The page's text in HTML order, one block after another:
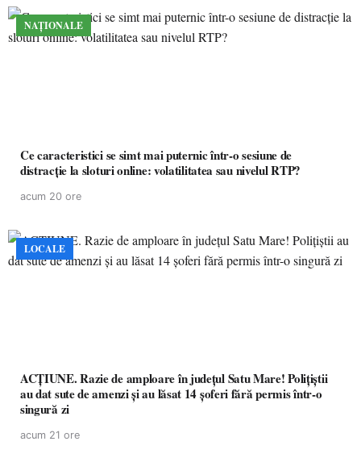
NAȚIONALE
Ce caracteristici se simt mai puternic într-o sesiune de
distracție la sloturi online: volatilitatea sau nivelul RTP?
acum 20 ore
LOCALE
ACȚIUNE. Razie de amploare în județul Satu Mare! Polițiștii
au dat sute de amenzi și au lăsat 14 șoferi fără permis într-o
singură zi
acum 21 ore